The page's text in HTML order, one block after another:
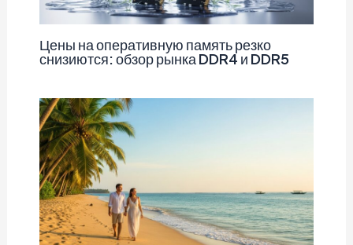
Цены на оперативную память резко
снизиются: обзор рынка DDR4 и DDR5